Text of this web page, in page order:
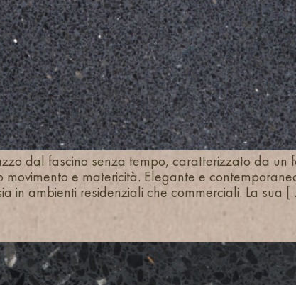
dal fascino senza tempo, caratterizzato da un
e matericità. Elegante e
in ambienti residenziali che commerciali. La sua